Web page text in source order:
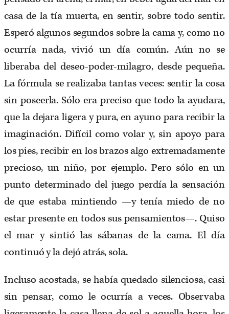
casa de la tía muerta, en sentir, sobre todo sentir.
Esperó algunos segundos sobre la cama y, como no
ocurría nada, vivió un día común. Aún no se
liberaba del deseo-poder-milagro, desde pequeña.
La fórmula se realizaba tantas veces: sentir la cosa
sin poseerla. Sólo era preciso que todo la ayudara,
que la dejara ligera y pura, en ayuno para recibir la
imaginación. Difícil como volar y, sin apoyo para
los pies, recibir en los brazos algo extremadamente
precioso, un niño, por ejemplo. Pero sólo en un
punto determinado del juego perdía la sensación
de que estaba mintiendo —y tenía miedo de no
estar presente en todos sus pensamientos—. Quiso
el mar y sintió las sábanas de la cama. El día
continuó y la dejó atrás, sola.
Incluso acostada, se había quedado silenciosa, casi
sin pensar, como le ocurría a veces. Observaba